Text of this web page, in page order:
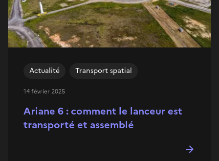
Ariane 6 : comment le lanceur est
transporté et assemblé
Actualité Transport spatial
14 février 2025